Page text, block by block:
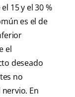
15 y el 30 %
es el de
el
deseado
no
En